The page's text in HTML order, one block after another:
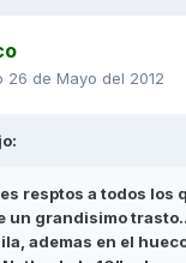
26 de Mayo del 2012
resptos a todos los
un grandisimo
ademas en el